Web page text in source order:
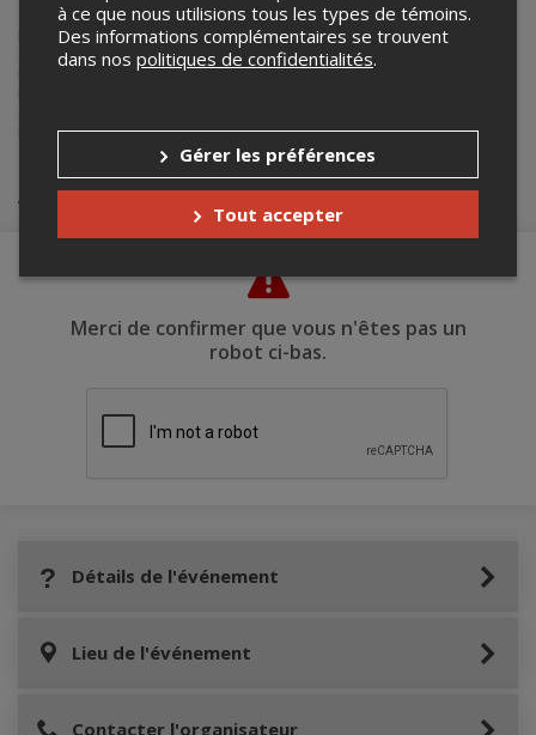
par
courriel
Lepointdevente.com agit à titre de mandataire pourGroupe
Charlebois Incdans le cadre de l’affichage en ligne et la vente de
billets pour ses événements.
info@groupecharlebois.com.
Achat de billets
Merci de confirmer que vous n'êtes pas un
robot ci-bas.
Détails de l'événement
Lieu de l'événement
Contacter l'organisateur
à ce que nous utilisions tous les types de témoins.
Des informations complémentaires se trouvent
dans nos politiques de confidentialités.
Gérer les préférences
Tout accepter